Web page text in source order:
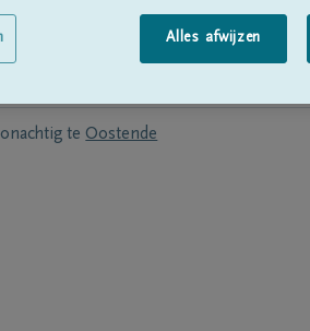
te op 07/10/1952
te Oostende
Alles afwijzen